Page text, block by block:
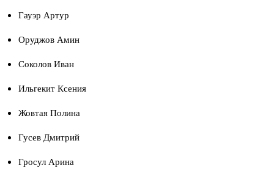
Гауэр Артур
Оруджов Амин
Соколов Иван
Ильгекит Ксения
Жовтая Полина
Гусев Дмитрий
Гросул Арина